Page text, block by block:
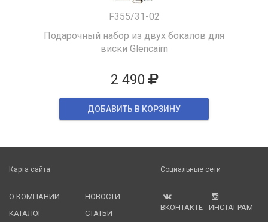
F355/31-02
Подарочный набор из двух бокалов для
виски Glencairn
2 490
ДОБАВИТЬ В КОРЗИНУ
Карта сайта
О КОМПАНИИ
КАТАЛОГ
НОВОСТИ
СТАТЬИ
Социальные сети
ВКОНТАКТЕ ИНСТАГРАМ